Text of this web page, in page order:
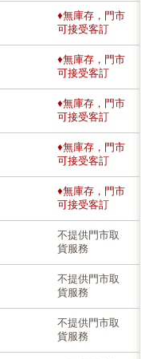
♦無庫存，門市
可接受客訂
♦無庫存，門市
可接受客訂
♦無庫存，門市
可接受客訂
♦無庫存，門市
可接受客訂
♦無庫存，門市
可接受客訂
不提供門市取
貨服務
不提供門市取
貨服務
不提供門市取
貨服務